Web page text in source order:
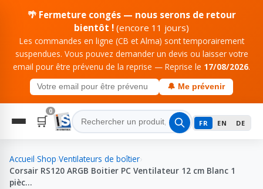
🌴 Fermeture congés — nous serons de retour
bientôt ! (encore 11 jours)
Les commandes en ligne (CB et Alma) sont temporairement
suspendues. Vous pouvez demander un devis ou laisser votre
email pour être prévenu de la reprise — Reprise le 17/08/2026.
🔔 Me prévenir
🛒
0
FR EN DE
Accueil Shop Ventilateurs de boîtier
Corsair RS120 ARGB Boitier PC Ventilateur 12 cm Blanc 1
pièc…